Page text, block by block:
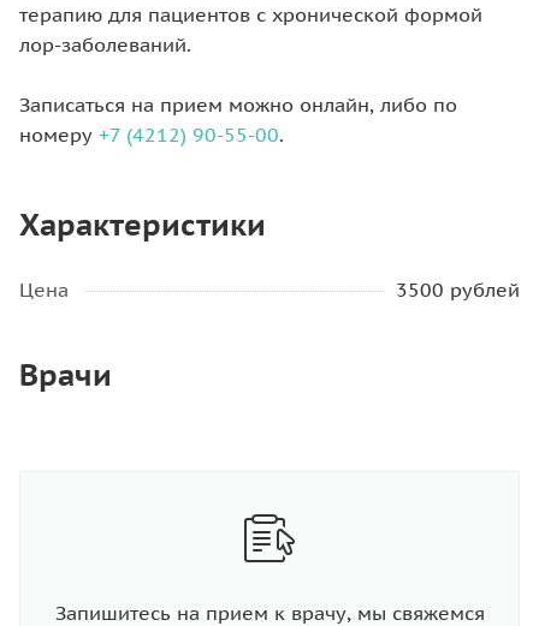
терапию для пациентов с хронической формой
лор-заболеваний.
Записаться на прием можно онлайн, либо по
номеру +7 (4212) 90-55-00.
Характеристики
Цена 3500 рублей
Врачи
Запишитесь на прием к врачу, мы свяжемся